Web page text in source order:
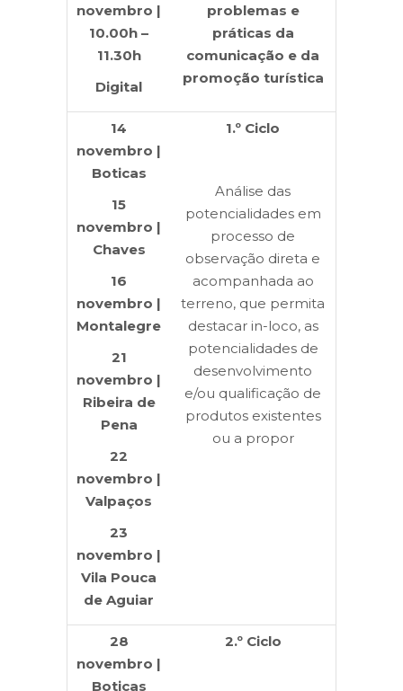
novembro |
10.00h –
11.30h
Digital
problemas e
práticas da
comunicação e da
promoção turística
14
novembro |
Boticas
15
novembro |
Chaves
16
novembro |
Montalegre
21
novembro |
Ribeira de
Pena
22
novembro |
Valpaços
23
novembro |
Vila Pouca
de Aguiar
1.º Ciclo
Análise das
potencialidades em
processo de
observação direta e
acompanhada ao
terreno, que permita
destacar in-loco, as
potencialidades de
desenvolvimento
e/ou qualificação de
produtos existentes
ou a propor
28
novembro |
Boticas
2.º Ciclo